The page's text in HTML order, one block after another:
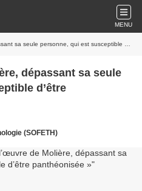
MENU
personne, qui est susceptible d’être panthéonisée »
dépassant sa seule
d’être
(SOFETH)